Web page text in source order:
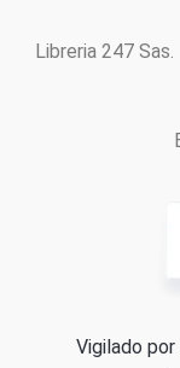
Libreria 247
Vigilado